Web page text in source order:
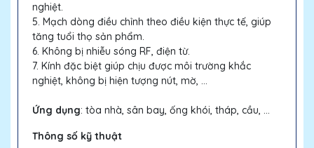
nghiệt.
5. Mạch dòng điều chỉnh theo điều kiện thực tế, giúp
tăng tuổi thọ sản phẩm.
6. Không bị nhiễu sóng RF, điện từ.
7. Kính đặc biệt giúp chịu được môi trường khắc
nghiệt, không bị hiện tượng nút, mờ, ...
Ứng dụng: tòa nhà, sân bay, ống khói, tháp, cầu, ...
Thông số kỹ thuật